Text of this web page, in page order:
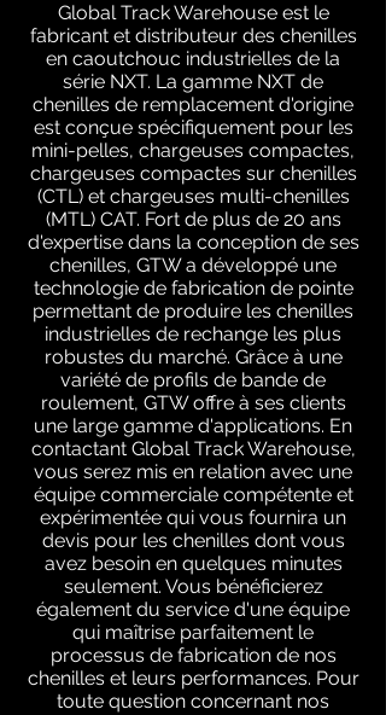
Global Track Warehouse est le
fabricant et distributeur des chenilles
en caoutchouc industrielles de la
série NXT. La gamme NXT de
chenilles de remplacement d'origine
est conçue spécifiquement pour les
mini-pelles, chargeuses compactes,
chargeuses compactes sur chenilles
(CTL) et chargeuses multi-chenilles
(MTL) CAT. Fort de plus de 20 ans
d'expertise dans la conception de ses
chenilles, GTW a développé une
technologie de fabrication de pointe
permettant de produire les chenilles
industrielles de rechange les plus
robustes du marché. Grâce à une
variété de profils de bande de
roulement, GTW offre à ses clients
une large gamme d'applications. En
contactant Global Track Warehouse,
vous serez mis en relation avec une
équipe commerciale compétente et
expérimentée qui vous fournira un
devis pour les chenilles dont vous
avez besoin en quelques minutes
seulement. Vous bénéficierez
également du service d'une équipe
qui maîtrise parfaitement le
processus de fabrication de nos
chenilles et leurs performances. Pour
toute question concernant nos